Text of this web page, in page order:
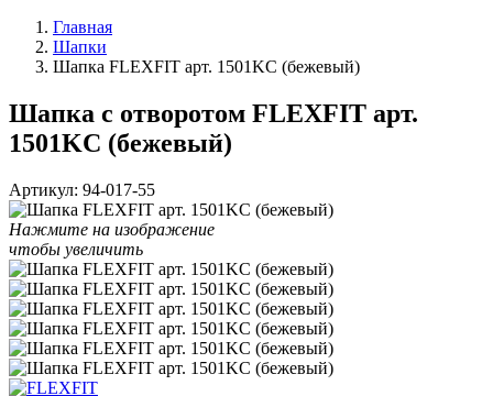
Главная
Шапки
Шапка FLEXFIT арт. 1501KC (бежевый)
Шапка с отворотом FLEXFIT арт.
1501KC (бежевый)
Артикул: 94-017-55
Нажмите на изображение
чтобы увеличить